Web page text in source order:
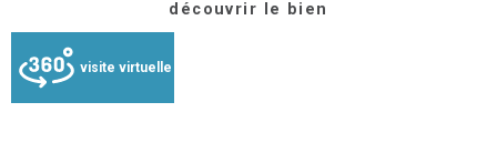
découvrir le bien
visite virtuelle